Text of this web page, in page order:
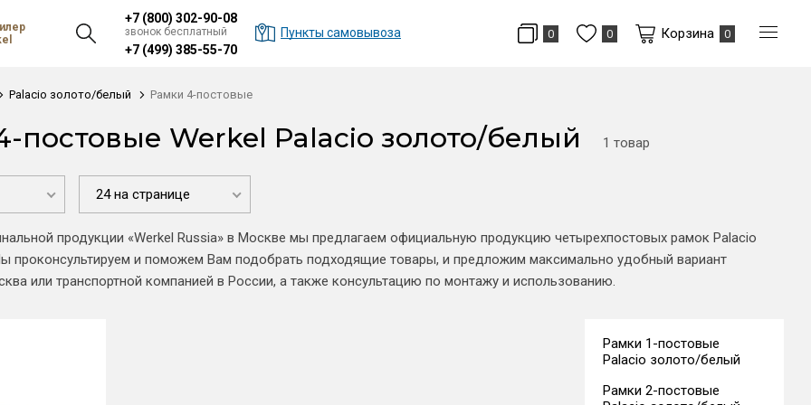
+7 (800) 302-90-08
звонок бесплатный
+7 (499) 385-55-70
Пункты самовывоза 0 0 Корзина 0
Palacio золото/белый Рамки 4-постовые
постовые Werkel Palacio золото/белый 1 товар
24 на странице
продукции «Werkel Russia» в Москве мы предлагаем официальную продукцию четырехпостовых рамок Palacio
проконсультируем и поможем Вам подобрать подходящие товары, и предложим максимально удобный вариант
или транспортной компанией в России, а также консультацию по монтажу и использованию.
Рамки 1-постовые
Palacio золото/белый
Рамки 2-постовые